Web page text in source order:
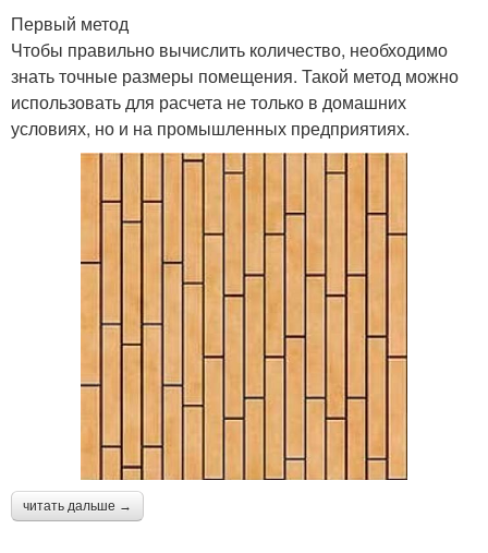
Первый метод
Чтобы правильно вычислить количество, необходимо
знать точные размеры помещения. Такой метод можно
использовать для расчета не только в домашних
условиях, но и на промышленных предприятиях.
читать дальше →